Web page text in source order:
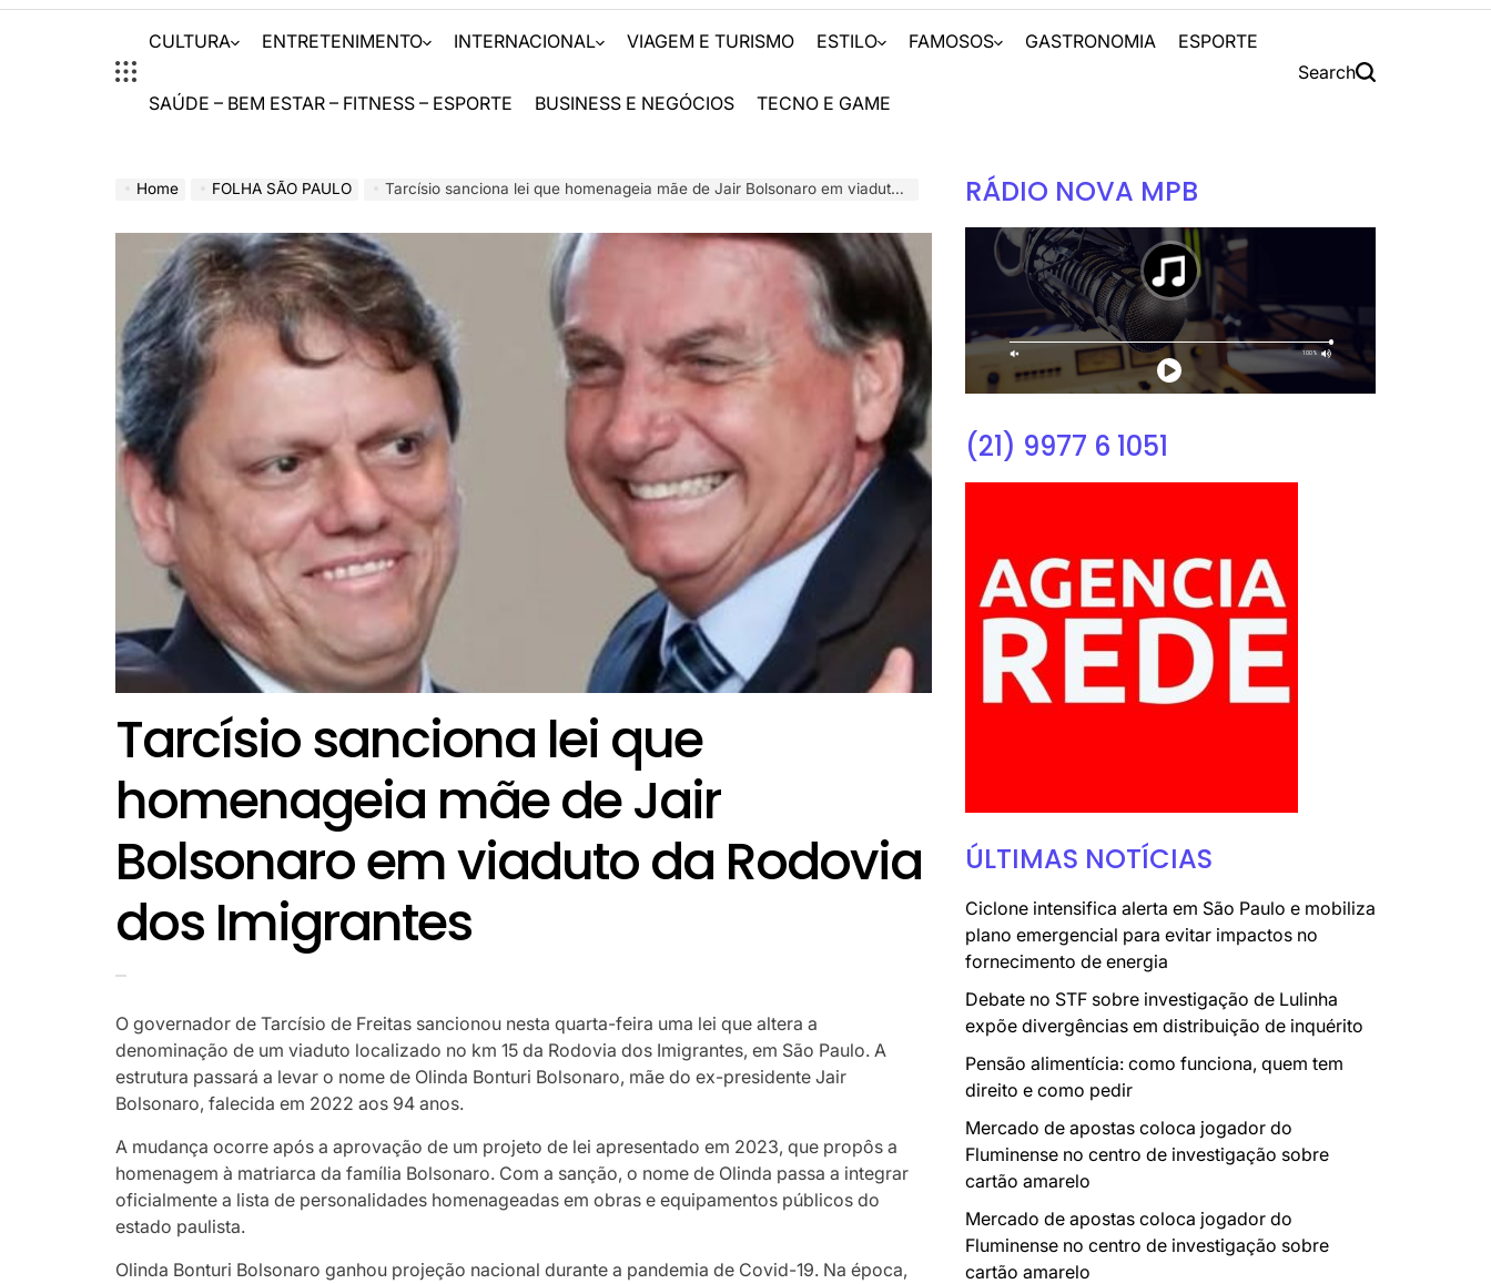
CULTURA ENTRETENIMENTO INTERNACIONAL VIAGEM E TURISMO ESTILO FAMOSOS GASTRONOMIA ESPORTE
SAÚDE – BEM ESTAR – FITNESS – ESPORTE BUSINESS E NEGÓCIOS TECNO E GAME
Search
Home FOLHA SÃO PAULO Tarcísio sanciona lei que homenageia mãe de Jair Bolsonaro em viaduto da Rodovia dos Imigrantes
Tarcísio sanciona lei que
homenageia mãe de Jair
Bolsonaro em viaduto da Rodovia
dos Imigrantes
O governador de Tarcísio de Freitas sancionou nesta quarta-feira uma lei que altera a
denominação de um viaduto localizado no km 15 da Rodovia dos Imigrantes, em São Paulo. A
estrutura passará a levar o nome de Olinda Bonturi Bolsonaro, mãe do ex-presidente Jair
Bolsonaro, falecida em 2022 aos 94 anos.
A mudança ocorre após a aprovação de um projeto de lei apresentado em 2023, que propôs a
homenagem à matriarca da família Bolsonaro. Com a sanção, o nome de Olinda passa a integrar
oficialmente a lista de personalidades homenageadas em obras e equipamentos públicos do
estado paulista.
Olinda Bonturi Bolsonaro ganhou projeção nacional durante a pandemia de Covid-19. Na época,
RÁDIO NOVA MPB
(21) 9977 6 1051
ÚLTIMAS NOTÍCIAS
Ciclone intensifica alerta em São Paulo e mobiliza
plano emergencial para evitar impactos no
fornecimento de energia
Debate no STF sobre investigação de Lulinha
expõe divergências em distribuição de inquérito
Pensão alimentícia: como funciona, quem tem
direito e como pedir
Mercado de apostas coloca jogador do
Fluminense no centro de investigação sobre
cartão amarelo
Mercado de apostas coloca jogador do
Fluminense no centro de investigação sobre
cartão amarelo